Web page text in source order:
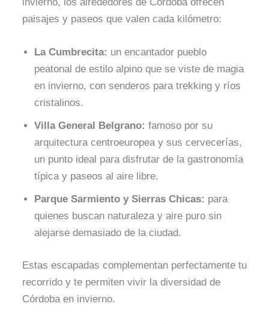
paisajes y paseos que valen cada kilómetro:
La Cumbrecita: un encantador pueblo
peatonal de estilo alpino que se viste de magia
en invierno, con senderos para trekking y ríos
cristalinos.
Villa General Belgrano: famoso por su
arquitectura centroeuropea y sus cervecerías,
un punto ideal para disfrutar de la gastronomía
típica y paseos al aire libre.
Parque Sarmiento y Sierras Chicas: para
quienes buscan naturaleza y aire puro sin
alejarse demasiado de la ciudad.
Estas escapadas complementan perfectamente tu
recorrido y te permiten vivir la diversidad de
Córdoba en invierno.